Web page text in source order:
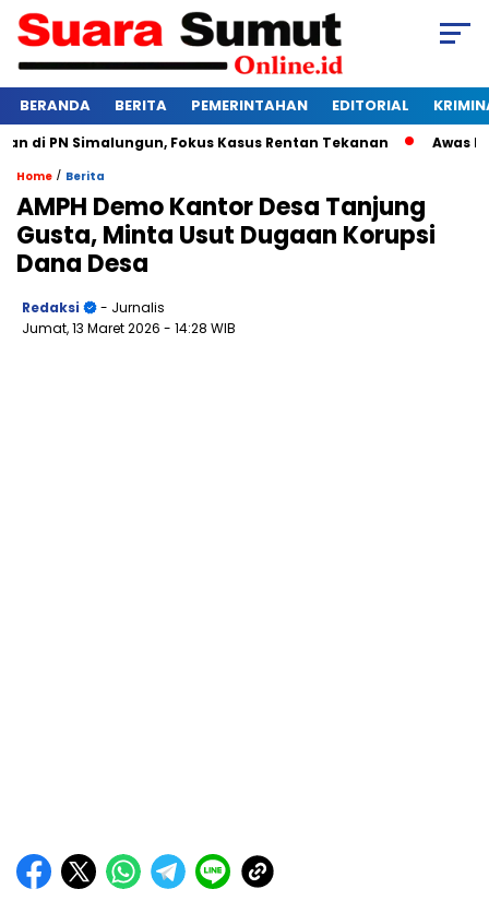
BERANDA BERITA PEMERINTAHAN EDITORIAL
Simalungun, Fokus Kasus Rentan Tekanan Awas
Home / Berita
AMPH Demo Kantor Desa Tanjung
Gusta, Minta Usut Dugaan Korupsi
Dana Desa
Redaksi
- Jurnalis
Jumat, 13 Maret 2026 - 14:28 WIB